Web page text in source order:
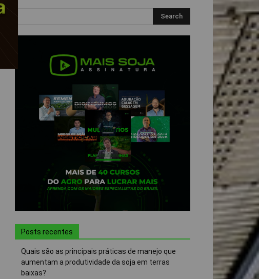
Posts recentes
Quais são as principais práticas de manejo que
aumentam a produtividade da soja em terras
baixas?